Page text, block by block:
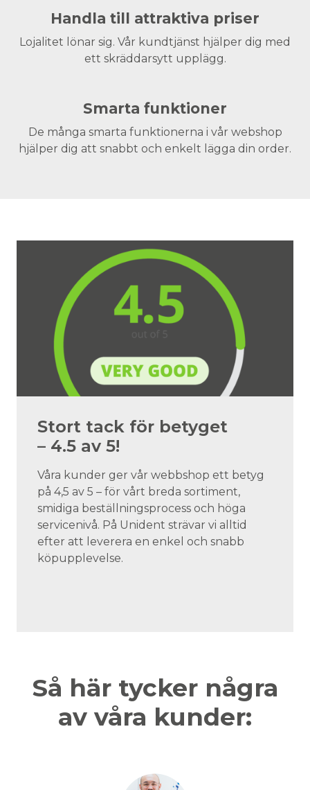
Handla till attraktiva priser
Lojalitet lönar sig. Vår kundtjänst hjälper dig med
ett skräddarsytt upplägg.
Smarta funktioner
De många smarta funktionerna i vår webshop
hjälper dig att snabbt och enkelt lägga din order.
Stort tack för betyget
– 4.5 av 5!
Våra kunder ger vår webbshop ett betyg
på 4,5 av 5 – för vårt breda sortiment,
smidiga beställningsprocess och höga
servicenivå. På Unident strävar vi alltid
efter att leverera en enkel och snabb
köpupplevelse.
Så här tycker några
av våra kunder: